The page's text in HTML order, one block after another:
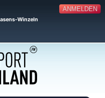
ANMELDEN
Winzeln